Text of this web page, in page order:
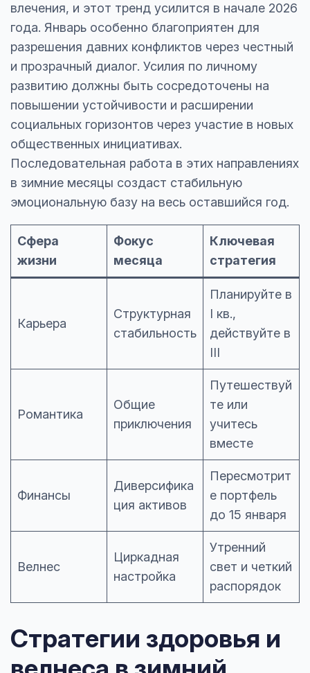
влечения, и этот тренд усилится в начале 2026
года. Январь особенно благоприятен для
разрешения давних конфликтов через честный
и прозрачный диалог. Усилия по личному
развитию должны быть сосредоточены на
повышении устойчивости и расширении
социальных горизонтов через участие в новых
общественных инициативах.
Последовательная работа в этих направлениях
в зимние месяцы создаст стабильную
эмоциональную базу на весь оставшийся год.
Сфера
жизни
Фокус
месяца
Ключевая
стратегия
Карьера
Структурная
стабильность
Планируйте в
I кв.,
действуйте в
III
Романтика
Общие
приключения
Путешествуй
те или
учитесь
вместе
Финансы
Диверсифика
ция активов
Пересмотрит
е портфель
до 15 января
Велнес
Циркадная
настройка
Утренний
свет и четкий
распорядок
Стратегии здоровья и